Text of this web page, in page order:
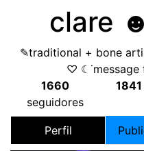
clare
✎traditional + bone
♡ ☾˙message
1660
seguidores
1841
Perfil